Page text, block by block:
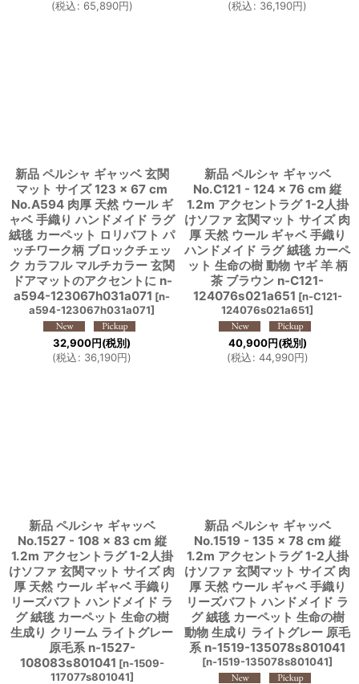
(税込: 65,890円) (税込: 36,190円)
新品 ペルシャ ギャッベ 玄関
マット サイズ 123 × 67 cm
No.A594 肉厚 天然 ウール ギ
ャベ 手織り ハンドメイド ラグ
絨毯 カーペット ロリバフト パ
ッチワーク柄 ブロックチェッ
ク カラフル マルチカラー 玄関
ドアマットのアクセントに n-
a594-123067h031a071 [n-
a594-123067h031a071]
32,900円(税別)
(税込: 36,190円)
新品 ペルシャ ギャッベ
No.C121 - 124 × 76 cm 縦
1.2m アクセントラグ 1-2人掛
けソファ 玄関マット サイズ 肉
厚 天然 ウール ギャベ 手織り
ハンドメイド ラグ 絨毯 カーペ
ット 生命の樹 動物 ヤギ 羊 柄
茶 ブラウン n-C121-
124076s021a651 [n-C121-
124076s021a651]
40,900円(税別)
(税込: 44,990円)
新品 ペルシャ ギャッベ
No.1527 - 108 × 83 cm 縦
1.2m アクセントラグ 1-2人掛
けソファ 玄関マット サイズ 肉
厚 天然 ウール ギャベ 手織り
リーズバフト ハンドメイド ラ
グ 絨毯 カーペット 生命の樹
生成り クリーム ライトグレー
原毛系 n-1527-
108083s801041 [n-1509-
117077s801041]
新品 ペルシャ ギャッベ
No.1519 - 135 × 78 cm 縦
1.2m アクセントラグ 1-2人掛
けソファ 玄関マット サイズ 肉
厚 天然 ウール ギャベ 手織り
リーズバフト ハンドメイド ラ
グ 絨毯 カーペット 生命の樹
動物 生成り ライトグレー 原毛
系 n-1519-135078s801041
[n-1519-135078s801041]